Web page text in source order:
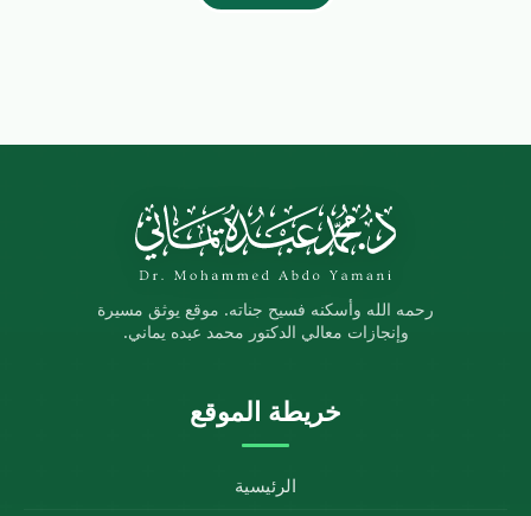
رحمه الله وأسكنه فسيح جناته. موقع يوثق مسيرة
وإنجازات معالي الدكتور محمد عبده يماني.
خريطة الموقع
الرئيسية